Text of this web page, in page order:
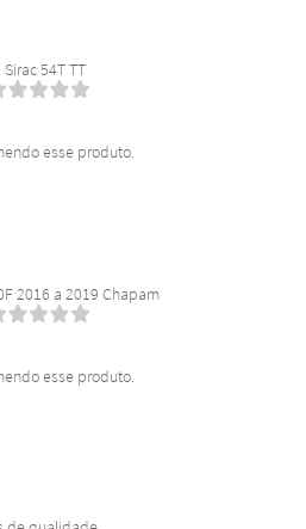
54T TT
esse produto.
2016 a 2019 Chapam
esse produto.